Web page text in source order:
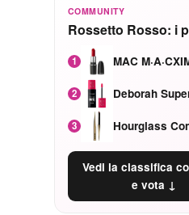
COMMUNITY
Rossetto Rosso: i
1
2
3
Vedi la classifica
e vota ↓